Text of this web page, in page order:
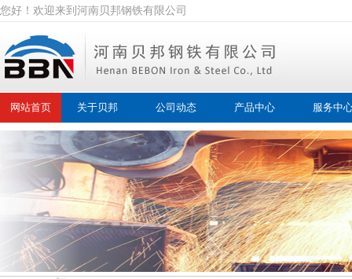
您好！欢迎来到河南贝邦钢铁有限公司
网站首页 关于贝邦 公司动态 产品中心 服务中